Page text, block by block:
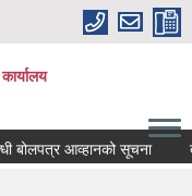
आव्हानको सूचना